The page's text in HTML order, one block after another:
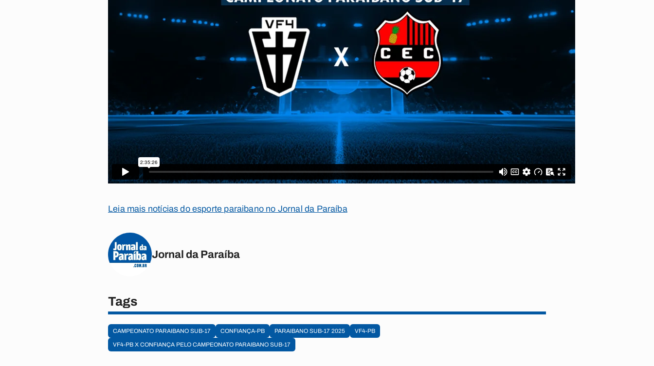
Leia mais notícias do esporte paraibano no Jornal da Paraíba
Jornal da Paraíba
Tags
CAMPEONATO PARAIBANO SUB-17 CONFIANÇA-PB PARAIBANO SUB-17 2025
VF4-PB
VF4-PB X CONFIANÇA PELO CAMPEONATO PARAIBANO SUB-17